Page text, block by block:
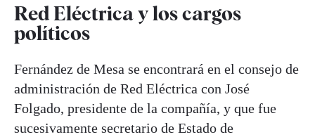
Red Eléctrica y los cargos
políticos
Fernández de Mesa se encontrará en el consejo de
administración de Red Eléctrica con José
Folgado, presidente de la compañía, y que fue
sucesivamente secretario de Estado de